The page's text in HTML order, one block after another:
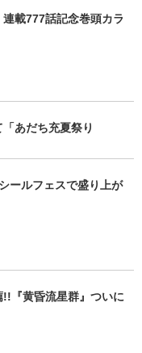
連載777話記念巻頭カラ
「あだち充夏祭り
ールフェスで盛り上が
!!『黄昏流星群』ついに